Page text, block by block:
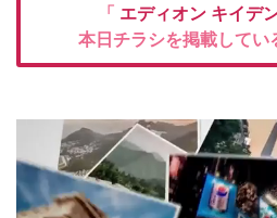
「 エディオン キイデ
本日チラシを掲載してい